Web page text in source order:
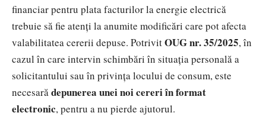
financiar pentru plata facturilor la energie electrică
trebuie să fie atenți la anumite modificări care pot afecta
valabilitatea cererii depuse. PotrivitOUG nr. 35/2025, în
cazul în care intervin schimbări în situația personală a
solicitantului sau în privința locului de consum, este
necesarădepunerea unei noi cereri în format
electronic, pentru a nu pierde ajutorul.